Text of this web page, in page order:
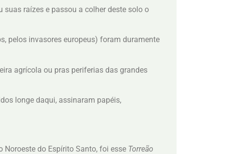
suas raízes e passou a colher deste solo o
pelos invasores europeus) foram duramente
agrícola ou pras periferias das grandes
longe daqui, assinaram papéis,
do Espírito Santo, foi esse Torreão